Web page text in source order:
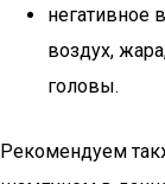
негативное
воздух,
головы.
Рекомендуем